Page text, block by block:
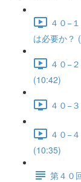
４０−
は必要か？
４０−
(10:42)
４０−
４０−
(10:35)
第４０